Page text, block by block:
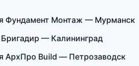
Фундамент Монтаж — Мурманск
— Калининград
АрхПро Build — Петрозаводск